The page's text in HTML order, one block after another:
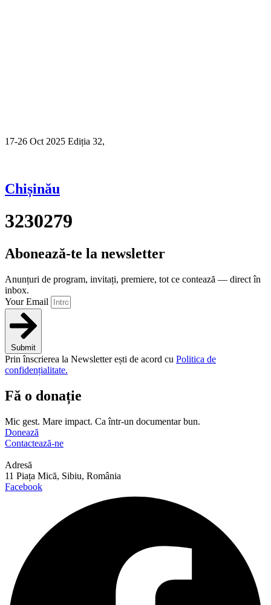
17-26 Oct 2025 Ediția 32,
Chișinău
3230279
Abonează-te la newsletter
Anunțuri de program, invitați, premiere, tot ce contează — direct în
inbox.
Your Email
Submit
Prin înscrierea la Newsletter ești de acord cu Politica de
confidențialitate.
Fă o donație
Mic gest. Mare impact. Ca într-un documentar bun.
Donează
Contactează-ne
Adresă
11 Piața Mică, Sibiu, România
Facebook